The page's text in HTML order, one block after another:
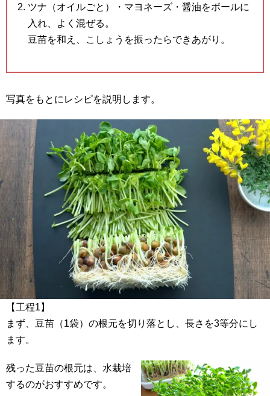
ツナ（オイルごと）・マヨネーズ・醤油をボールに
入れ、よく混ぜる。
豆苗を和え、こしょうを振ったらできあがり。
写真をもとにレシピを説明します。
【工程1】
まず、豆苗（1袋）の根元を切り落とし、長さを3等分にし
ます。
残った豆苗の根元は、水栽培
するのがおすすめです。